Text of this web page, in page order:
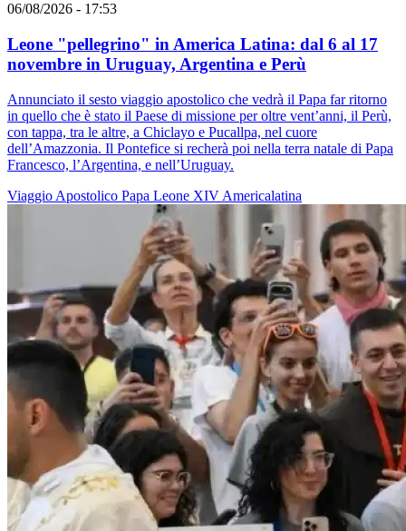
06/08/2026 - 17:53
Leone "pellegrino" in America Latina: dal 6 al 17
novembre in Uruguay, Argentina e Perù
Annunciato il sesto viaggio apostolico che vedrà il Papa far ritorno
in quello che è stato il Paese di missione per oltre vent’anni, il Perù,
con tappa, tra le altre, a Chiclayo e Pucallpa, nel cuore
dell’Amazzonia. Il Pontefice si recherà poi nella terra natale di Papa
Francesco, l’Argentina, e nell’Uruguay.
Viaggio Apostolico Papa Leone XIV Americalatina